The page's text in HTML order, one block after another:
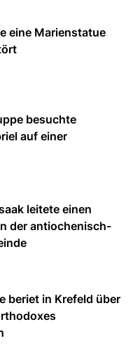
eine Marienstatue
besuchte
auf einer
leitete einen
der antiochenisch-
beriet in Krefeld über